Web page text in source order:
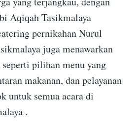
Aqiqah Tasikmalaya
pernikahan Nurul
juga menawarkan
pilihan menu yang
makanan, dan pelayanan
untuk semua acara di
.